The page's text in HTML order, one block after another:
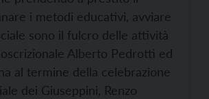
i metodi educativi, avviare
sono il fulcro delle attività
Alberto Pedrotti ed
al termine della celebrazione
dei Giuseppini, Renzo